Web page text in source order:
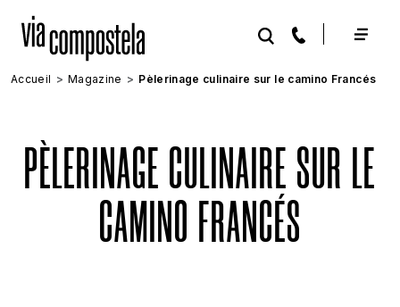
Accueil Magazine Pèlerinage culinaire sur le camino Francés
PÈLERINAGE CULINAIRE SUR LE
CAMINO FRANCÉS